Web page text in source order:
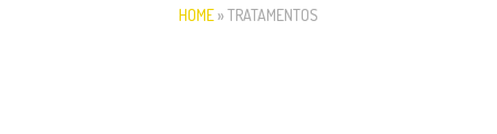
HOME»TRATAMENTOS